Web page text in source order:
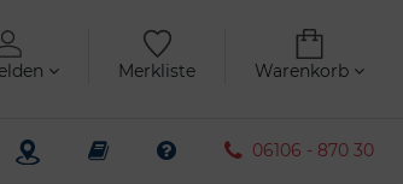
Merkliste Warenkorb
06106 - 870 30